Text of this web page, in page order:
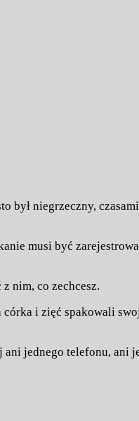
był niegrzeczny,
musi być
nim, co zechcesz.
córka i zięć spakowali
ani jednego telefonu, ani